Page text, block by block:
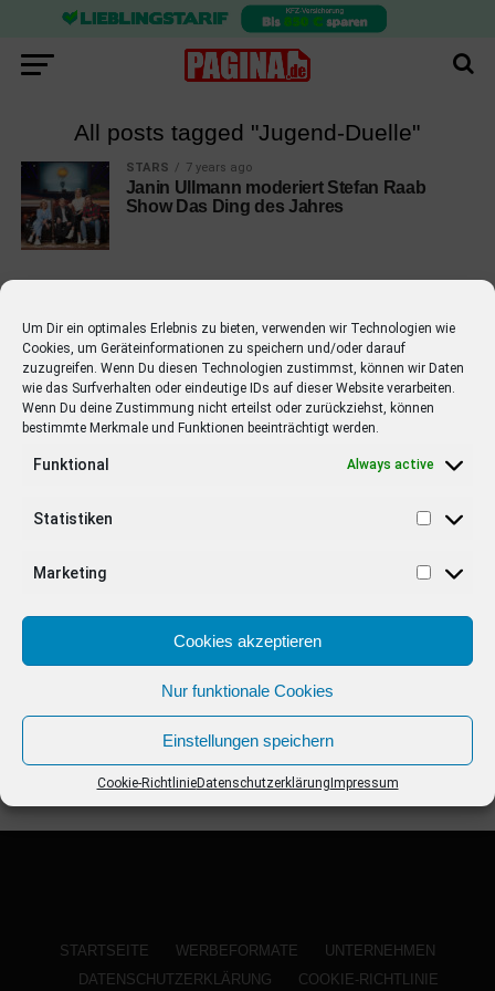
Um Dir ein optimales Erlebnis zu bieten, verwenden wir Technologien wie
Cookies, um Geräteinformationen zu speichern und/oder darauf
zuzugreifen. Wenn Du diesen Technologien zustimmst, können wir Daten
wie das Surfverhalten oder eindeutige IDs auf dieser Website verarbeiten.
Wenn Du deine Zustimmung nicht erteilst oder zurückziehst, können
bestimmte Merkmale und Funktionen beeinträchtigt werden.
Funktional Always active
Statistiken
Marketing
Cookies akzeptieren
Nur funktionale Cookies
Einstellungen speichern
Cookie-RichtlinieDatenschutzerklärung Impressum
All posts tagged "Jugend-Duelle"
STARS 7 years ago
Janin Ullmann moderiert Stefan Raab
Show Das Ding des Jahres
EMPFOHLEN
STARS 4 years ago
Barbara Schöneberger Moderatorin
von “Verstehen Sie Spaß?”
STARTSEITE WERBEFORMATE
UNTERNEHMEN
DATENSCHUTZERKLÄRUNG
COOKIE-RICHTLINIE